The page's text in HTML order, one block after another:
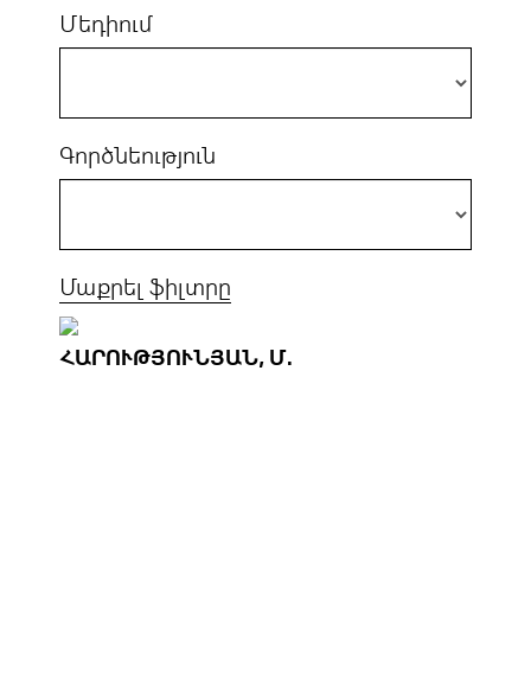
Մեդիում
Գործնեություն
Մաքրել ֆիլտրը
ՀԱՐՈՒԹՅՈՒՆՅԱՆ, Մ.